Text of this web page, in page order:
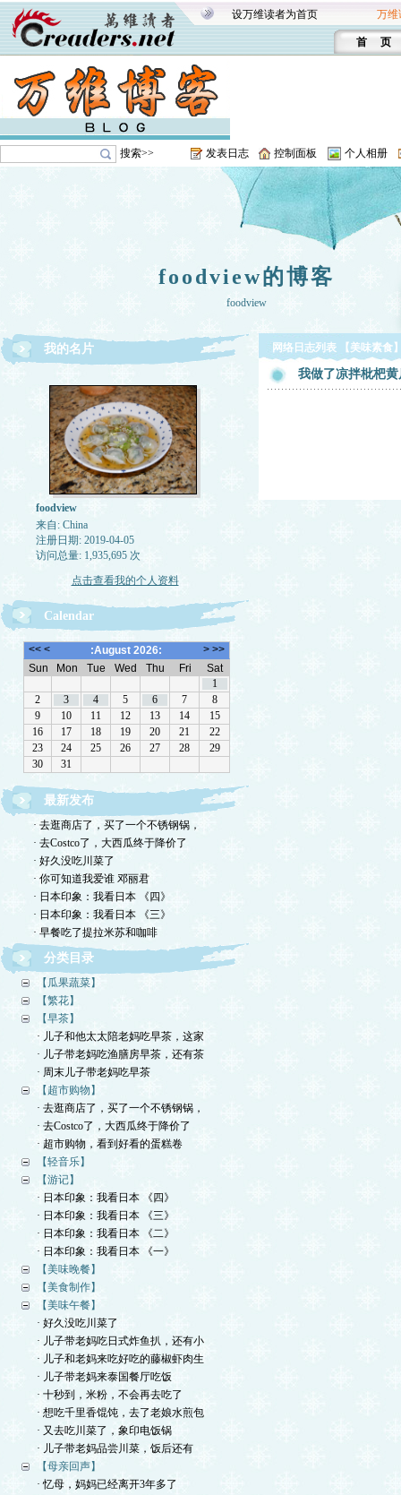
设万维读者为首页 万维
首 页
搜索>> 发表日志 控制面板 个人相册
foodview的博客
foodview
我的名片
foodview
来自: China
注册日期: 2019-04-05
访问总量: 1,935,695 次
点击查看我的个人资料
Calendar
最新发布
· 去逛商店了，买了一个不锈钢锅，
· 去Costco了，大西瓜终于降价了
· 好久没吃川菜了
· 你可知道我爱谁 邓丽君
· 日本印象：我看日本 《四》
· 日本印象：我看日本 《三》
· 早餐吃了提拉米苏和咖啡
分类目录
【瓜果蔬菜】
【繁花】
【早茶】
· 儿子和他太太陪老妈吃早茶，这家
· 儿子带老妈吃渔膳房早茶，还有茶
· 周末儿子带老妈吃早茶
【超市购物】
· 去逛商店了，买了一个不锈钢锅，
· 去Costco了，大西瓜终于降价了
· 超市购物，看到好看的蛋糕卷
【轻音乐】
【游记】
· 日本印象：我看日本 《四》
· 日本印象：我看日本 《三》
· 日本印象：我看日本 《二》
· 日本印象：我看日本 《一》
【美味晚餐】
【美食制作】
【美味午餐】
· 好久没吃川菜了
· 儿子带老妈吃日式炸鱼扒，还有小
· 儿子和老妈来吃好吃的藤椒虾肉生
· 儿子带老妈来泰国餐厅吃饭
· 十秒到，米粉，不会再去吃了
· 想吃千里香馄饨，去了老娘水煎包
· 又去吃川菜了，象印电饭锅
· 儿子带老妈品尝川菜，饭后还有
【母亲回声】
· 忆母，妈妈已经离开3年多了
网络日志列表 【美味素食
我做了凉拌枇杷